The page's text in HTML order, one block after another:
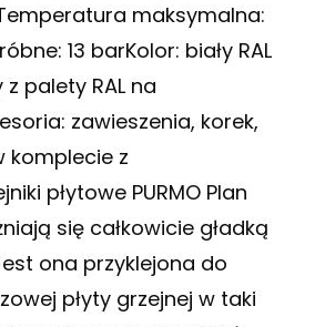
maksymalna:
13 barKolor: biały RAL
z palety RAL na
zawieszenia, korek,
komplecie z
płytowe PURMO Plan
się całkowicie gładką
ona przyklejona do
płyty grzejnej w taki